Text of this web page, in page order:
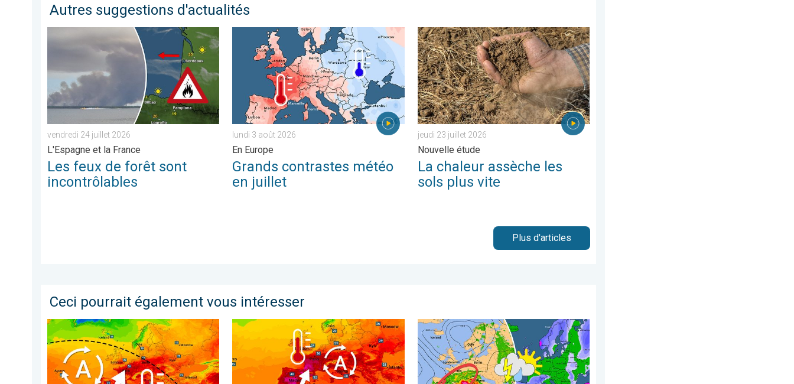
Autres suggestions d'actualités
Les feux de forêt sont incontrôlables. L'Espagne et la France. . . vendredi 24 juillet 2026
vendredi 24 juillet 2026
L'Espagne et la France
Les feux de forêt sont
incontrôlables
Grands contrastes météo en juillet. En Europe. . . lundi 3 août 2026
lundi 3 août 2026
En Europe
Grands contrastes météo
en juillet
La chaleur assèche les sols plus vite. Nouvelle étude. . . jeudi 23 juillet 2026
jeudi 23 juillet 2026
Nouvelle étude
La chaleur assèche les
sols plus vite
Plus d'articles
Ceci pourrait également vous intéresser
Une nouvelle poussée de chaleur en France. Jusqu'à 42 degrés au sud. . . lundi 6 juillet 2026
Une vague de chaleur exceptionnelle s'installe. Températures caniculaires. . . lundi 22 juin 2026
Brève amélioration pluvieuse ce week-end. Un espoir de pluie. . . vendredi 24 juillet 2026